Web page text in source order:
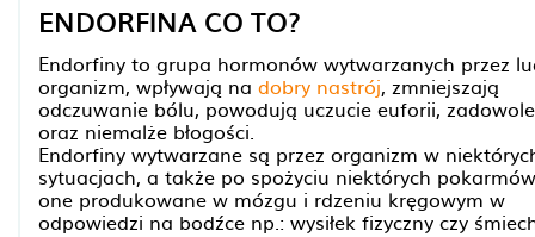
ENDORFINA CO TO?
Endorfiny to grupa hormonów wytwarzanych przez
organizm, wpływają na dobry nastrój, zmniejszają
odczuwanie bólu, powodują uczucie euforii,
oraz niemalże błogości.
Endorfiny wytwarzane są przez organizm w
sytuacjach, a także po spożyciu niektórych
one produkowane w mózgu i rdzeniu kręgowym w
odpowiedzi na bodźce np.: wysiłek fizyczny czy